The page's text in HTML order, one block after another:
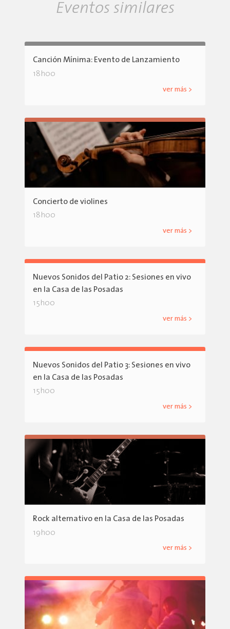
Eventos similares
Canción Mínima: Evento de Lanzamiento
18h00
ver más >
Concierto de violines
18h00
ver más >
Nuevos Sonidos del Patio 2: Sesiones en vivo
en la Casa de las Posadas
15h00
ver más >
Nuevos Sonidos del Patio 3: Sesiones en vivo
en la Casa de las Posadas
15h00
ver más >
Rock alternativo en la Casa de las Posadas
19h00
ver más >